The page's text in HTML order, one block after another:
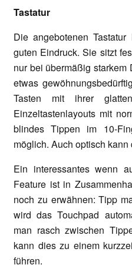
Tastatur
Die angebotenen
guten Eindruck. Sie sitzt
nur bei übermäßig
etwas
Tasten mit ihrer
Einzeltastenlayouts mit
blindes Tippen im 10-
möglich. Auch optisch
Ein interessantes wenn
Feature ist in
noch zu erwähnen: Tipp
wird das Touchpad
man rasch zwischen
kann dies zu einem
führen.